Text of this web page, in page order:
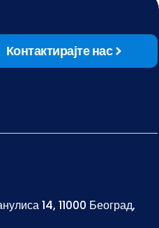
Контактирајте нас
14, 11000 Београд,